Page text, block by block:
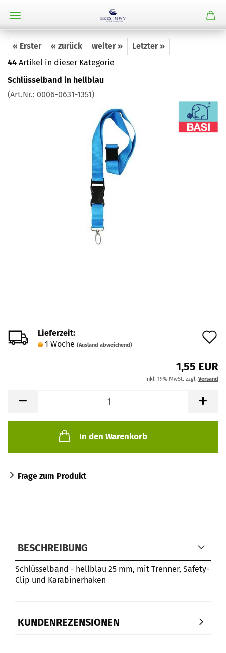
« Erster « zurück weiter »
Letzter »
44 Artikel in dieser Kategorie
Schlüsselband in hellblau
(Art.Nr.: 0006-0631-1351)
Lieferzeit:
1 Woche (Ausland abweichend)
1,55 EUR
inkl. 19% MwSt. zzgl. Versand
In den Warenkorb
Frage zum Produkt
BESCHREIBUNG
Schlüsselband - hellblau 25 mm, mit Trenner, Safety-
Clip und Karabinerhaken
KUNDENREZENSIONEN